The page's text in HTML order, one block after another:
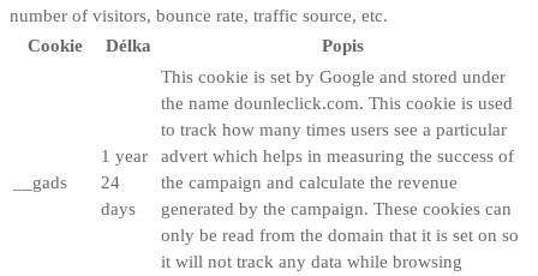
number of visitors, bounce rate, traffic source, etc.
Cookie
Délka Popis
__gads
1 year
24
days
This cookie is set by Google and stored under
the name dounleclick.com. This cookie is used
to track how many times users see a particular
advert which helps in measuring the success of
the campaign and calculate the revenue
generated by the campaign. These cookies can
only be read from the domain that it is set on so
it will not track any data while browsing